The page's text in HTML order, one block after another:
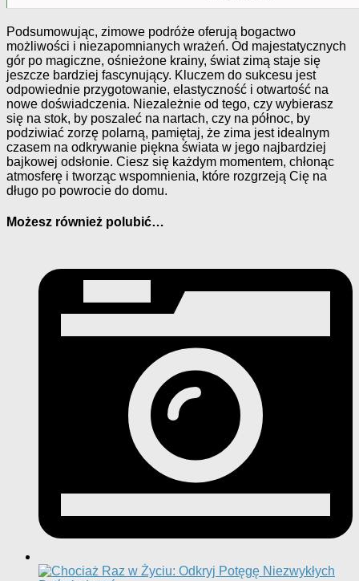
Podsumowując, zimowe podróże oferują bogactwo
możliwości i niezapomnianych wrażeń. Od majestatycznych
gór po magiczne, ośnieżone krainy, świat zimą staje się
jeszcze bardziej fascynujący. Kluczem do sukcesu jest
odpowiednie przygotowanie, elastyczność i otwartość na
nowe doświadczenia. Niezależnie od tego, czy wybierasz
się na stok, by poszaleć na nartach, czy na północ, by
podziwiać zorzę polarną, pamiętaj, że zima jest idealnym
czasem na odkrywanie piękna świata w jego najbardziej
bajkowej odsłonie. Ciesz się każdym momentem, chłonąc
atmosferę i tworząc wspomnienia, które rozgrzeją Cię na
długo po powrocie do domu.
Możesz również polubić…